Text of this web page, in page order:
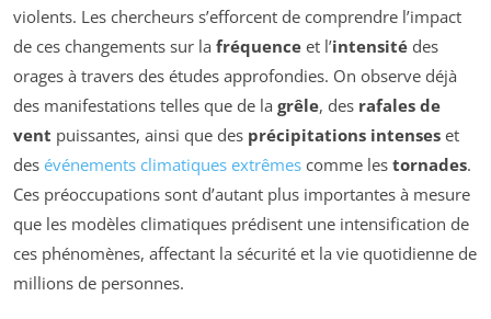
violents. Les chercheurs s’efforcent de comprendre l’impact
de ces changements sur la fréquence et l’intensité des
orages à travers des études approfondies. On observe déjà
des manifestations telles que de la grêle, des rafales de
vent puissantes, ainsi que des précipitations intenses et
des événements climatiques extrêmes comme les tornades.
Ces préoccupations sont d’autant plus importantes à mesure
que les modèles climatiques prédisent une intensification de
ces phénomènes, affectant la sécurité et la vie quotidienne de
millions de personnes.